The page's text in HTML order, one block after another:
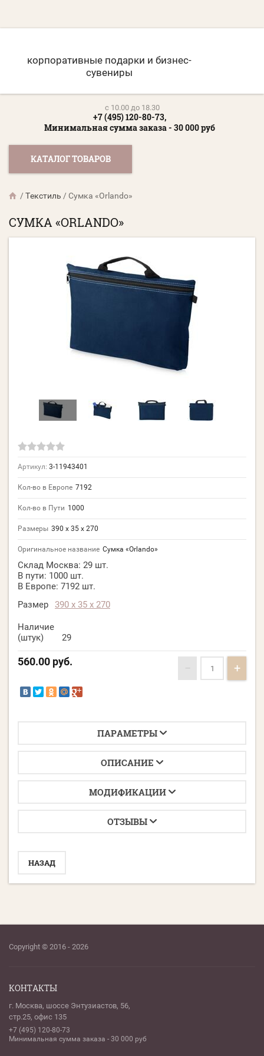
корпоративные подарки и бизнес-
сувениры
c 10.00 до 18.30
+7 (495) 120-80-73,
Минимальная сумма заказа - 30 000 руб
КАТАЛОГ ТОВАРОВ
/Текстиль /Сумка «Orlando»
СУМКА «ORLANDO»
Артикул: 3-11943401
Кол-во в Европе 7192
Кол-во в Пути 1000
Размеры 390 x 35 x 270
Оригинальное название Сумка «Orlando»
Склад Москва: 29 шт.
В пути: 1000 шт.
В Европе: 7192 шт.
Размер
390 x 35 x 270
Наличие
(штук)
29
560.00 руб. − +
ПАРАМЕТРЫ
ОПИСАНИЕ
МОДИФИКАЦИИ
ОТЗЫВЫ
НАЗАД
Copyright © 2016 - 2026
КОНТАКТЫ
г. Москва, шоссе Энтузиастов, 56,
стр.25, офис 135
+7 (495) 120-80-73
Минимальная сумма заказа - 30 000 руб